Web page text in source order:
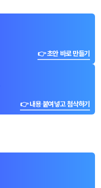
👉 초안 바로 만들기
👉 내용 붙여넣고 첨삭하기